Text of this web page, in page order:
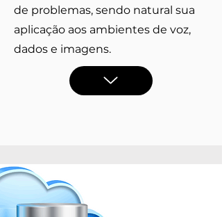
de problemas, sendo natural sua
aplicação aos ambientes de voz,
dados e imagens.